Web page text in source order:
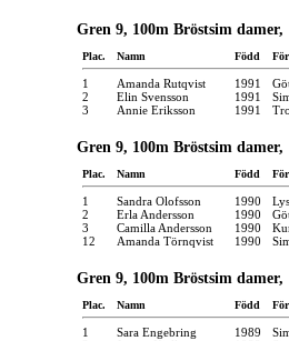
Gren 9, 100m Bröstsim damer,
Plac. Namn Född
1 Amanda Rutqvist 1991
2
Elin Svensson 1991
3
Annie Eriksson 1991
Gren 9, 100m Bröstsim damer,
Plac. Namn Född
1 Sandra Olofsson 1990
2
Erla Andersson 1990
3
Camilla Andersson 1990
12
Amanda Törnqvist 1990
Gren 9, 100m Bröstsim damer,
Plac. Namn Född
1 Sara Engebring 1989